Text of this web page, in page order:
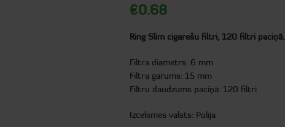
€0.68
Ring Slim cigarešu filtri, 120 filtri paciņā.
Filtra diametrs: 6 mm
Filtra garums: 15 mm
Filtru daudzums paciņā: 120 filtri
Izcelsmes valsts: Polija